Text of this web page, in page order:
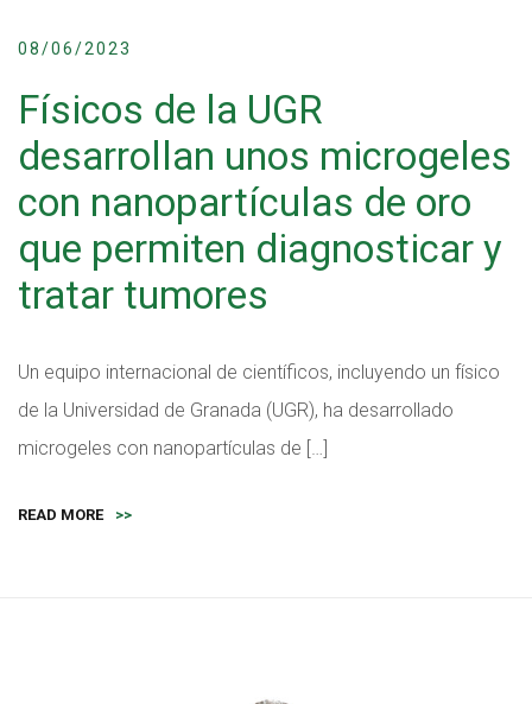
08/06/2023
Físicos de la UGR
desarrollan unos microgeles
con nanopartículas de oro
que permiten diagnosticar y
tratar tumores
Un equipo internacional de científicos, incluyendo un físico
de la Universidad de Granada (UGR), ha desarrollado
microgeles con nanopartículas de […]
READ MORE >>